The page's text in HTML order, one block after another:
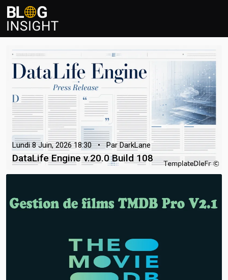
Lundi 8 Juin, 2026 18:30 • Par DarkLane
DataLife Engine v.20.0 Build 108